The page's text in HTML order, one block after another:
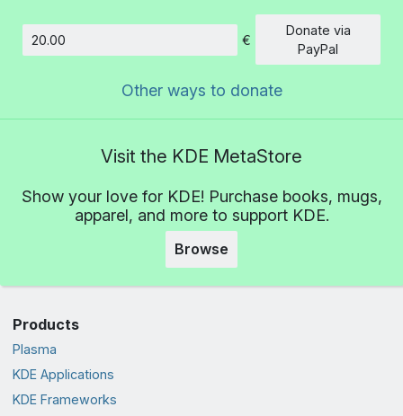
Amount
€
Donate via
PayPal
Other ways to donate
Visit the KDE MetaStore
Show your love for KDE! Purchase books, mugs,
apparel, and more to support KDE.
Browse
Products
Plasma
KDE Applications
KDE Frameworks